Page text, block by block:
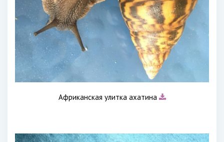
Африканская улитка ахатина